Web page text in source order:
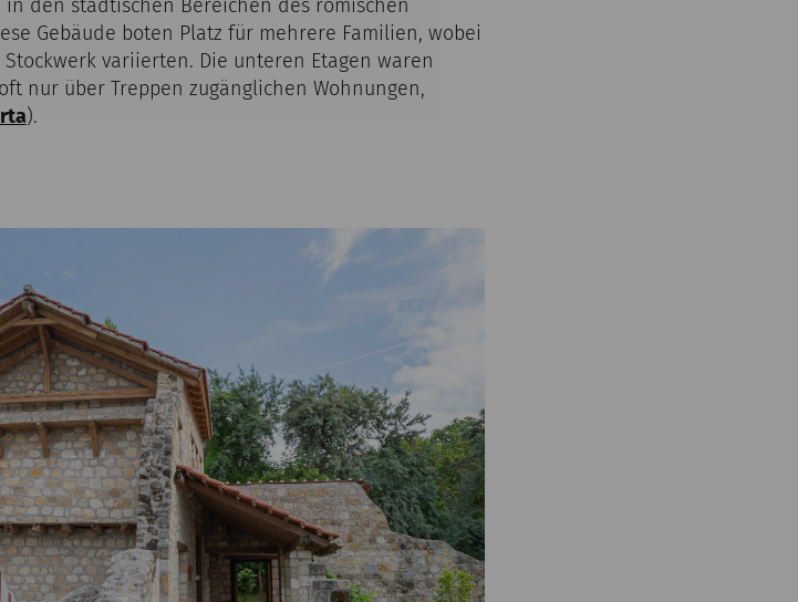
in den städtischen Bereichen des römischen
Gebäude boten Platz für mehrere Familien, wobei
variierten. Die unteren Etagen waren
nur über Treppen zugänglichen Wohnungen,
).